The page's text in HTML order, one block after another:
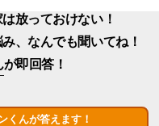
放っておけない！
、なんでも聞いてね！
が即回答！
くんが答えます！